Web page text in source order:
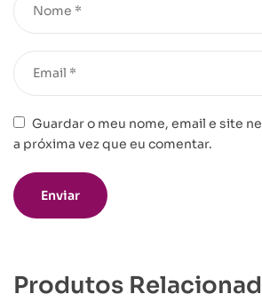
Guardar o meu nome, email e site
a próxima vez que eu comentar.
Produtos